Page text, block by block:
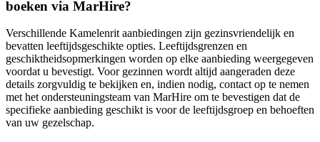
boeken via MarHire?
Verschillende Kamelenrit aanbiedingen zijn gezinsvriendelijk en
bevatten leeftijdsgeschikte opties. Leeftijdsgrenzen en
geschiktheidsopmerkingen worden op elke aanbieding weergegeven
voordat u bevestigt. Voor gezinnen wordt altijd aangeraden deze
details zorgvuldig te bekijken en, indien nodig, contact op te nemen
met het ondersteuningsteam van MarHire om te bevestigen dat de
specifieke aanbieding geschikt is voor de leeftijdsgroep en behoeften
van uw gezelschap.